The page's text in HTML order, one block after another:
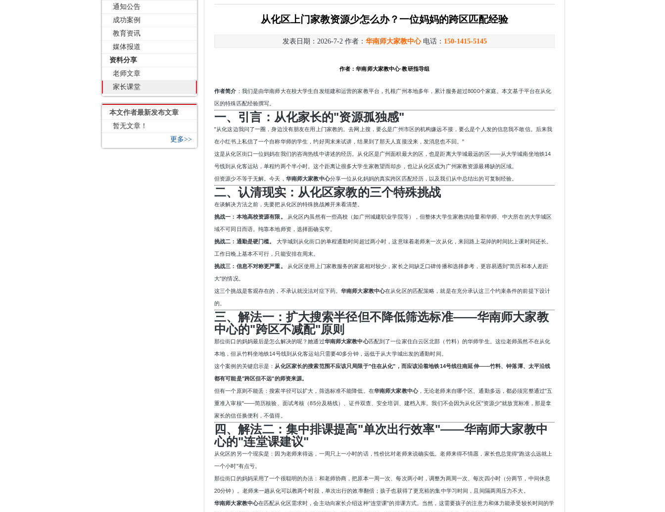
通知公告
成功案例
教育资讯
媒体报道
资料分享
老师文章
家长课堂
本文作者最新发布文章
暂无文章！
更多>>
从化区上门家教资源少怎么办？一位妈妈的跨区匹配经验
发表日期：2026-7-2 作者： 华南师大家教中心电话： 150-1415-5145
作者：华南师大家教中心·教研指导组
作者简介 ：我们是由华南师大在校大学生自发组建和运营的家教平台，扎根广州本地多年，累计服务超过8000个家庭。本文基于平台在从化
区的特殊匹配经验撰写。
一、引言：从化家长的"资源孤独感"
"从化这边我问了一圈，身边没有朋友在用上门家教的。去网上搜，要么是广州市区的机构嫌远不接，要么是个人发的信息我不敢信。后来我
在小红书上私信了一个自称华师的学生，约好周末来试讲，结果到了那天人直接没来，发消息也不回。"
这是从化区街口一位妈妈在我们的咨询热线中讲述的经历。从化区是广州面积最大的区，也是距离大学城最远的区——从大学城南坐地铁14
号线到从化客运站，单程约两个半小时。这个距离让很多大学生家教望而却步，也让从化区成为广州家教资源最稀缺的区域。
但资源少不等于无解。今天， 华南师大家教中心分享一位从化妈妈的真实跨区匹配经历，以及我们从中总结出的可复制经验。
二、认清现实：从化区家教的三个特殊挑战
在谈解决方法之前，先要把从化区的特殊挑战摊开来看清楚。
挑战一：本地高校资源有限。 从化区内虽然有一些高校（如广州城建职业学院等），但整体大学生家教供给量和华师、中大所在的大学城区
域不可同日而语。纯靠本地师资，选择面确实窄。
挑战二：通勤是硬门槛。 大学城到从化街口的单程通勤时间超过两小时，这意味着老师来一次从化，来回路上花掉的时间比上课时间还长。
工作日晚上基本不可行，只能安排在周末。
挑战三：信息不对称更严重。 从化区使用上门家教服务的家庭相对较少，家长之间缺乏口碑传播和选择参考，更容易遇到"简历和本人差距
大"的情况。
这三个挑战是客观存在的，不承认就没法对症下药。华南师大家教中心在从化区的匹配策略，就是在充分承认这三个约束条件的前提下设计
的。
三、解法一：扩大搜索半径但不降低筛选标准——华南师大家教
中心的"跨区不减配"原则
那位街口的妈妈最后是怎么解决的呢？她通过华南师大家教中心匹配到了一位家住白云区北部（竹料）的华师学生。这位老师虽然不在从化
本地，但从竹料坐地铁14号线到从化客运站只需要40多分钟，远低于从大学城出发的通勤时间。
这个案例的关键启示是： 从化区家长的搜索范围不应该只局限于"住在从化"，而应该沿着地铁14号线往南延伸——竹料、钟落潭、太平沿线
都有可能是"跨区但不远"的师资来源。
但有一个原则不能丢：搜索半径可以扩大，筛选标准不能降低。在华南师大家教中心，无论老师来自哪个区、通勤多远，都必须完整通过"五
重准入审核"——简历核验、面试考核（85分及格线）、证件双查、安全培训、建档入库。我们不会因为从化区"资源少"就放宽标准，那是拿
家长的信任换便利，不值得。
四、解法二：集中排课提高"单次出行效率"——华南师大家教中
心的"连堂课建议"
从化区的另一个现实是：因为老师来得远，一周只上一小时的话，性价比对老师来说确实低。老师来得不情愿，家长也总觉得"跑这么远就上
一个小时"有点亏。
那位街口的妈妈采用了一个很聪明的办法：和老师协商，把原本一周一次、每次两小时，调整为两周一次、每次四小时（分两节，中间休息
20分钟）。老师来一趟从化可以教两个时段，单次出行的效率翻倍；孩子也获得了更充裕的集中学习时间，且间隔两周压力不大。
华南师大家教中心在匹配从化区需求时，会主动向家长介绍这种"连堂课"的排课方式。当然，这需要孩子的注意力和体力能承受较长时间的学